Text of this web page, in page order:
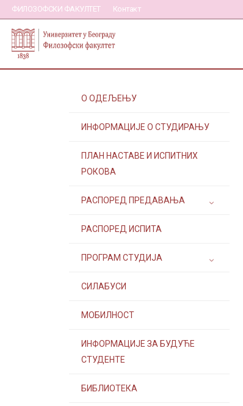
ФИЛОЗОФСКИ ФАКУЛТЕТ Контакт
О ОДЕЉЕЊУ
ИНФОРМАЦИЈЕ О СТУДИРАЊУ
ПЛАН НАСТАВЕ И ИСПИТНИХ
РОКОВА
РАСПОРЕД ПРЕДАВАЊА
РАСПОРЕД ИСПИТА
ПРОГРАМ СТУДИЈА
СИЛАБУСИ
МОБИЛНОСТ
ИНФОРМАЦИЈЕ ЗА БУДУЋЕ
СТУДЕНТЕ
БИБЛИОТЕКА